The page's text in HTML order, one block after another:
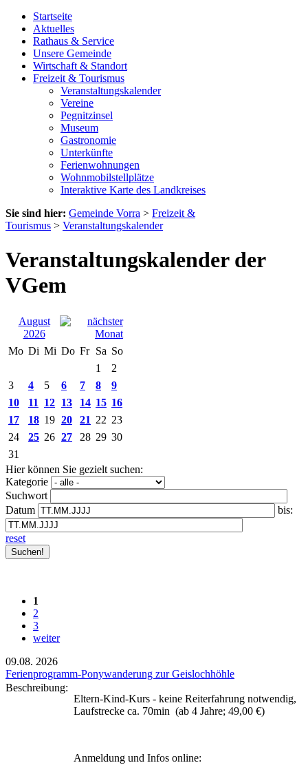
Startseite
Aktuelles
Rathaus & Service
Unsere Gemeinde
Wirtschaft & Standort
Freizeit & Tourismus
Veranstaltungskalender
Vereine
Pegnitzinsel
Museum
Gastronomie
Unterkünfte
Ferienwohnungen
Wohnmobilstellplätze
Interaktive Karte des Landkreises
Sie sind hier: Gemeinde Vorra > Freizeit &
Tourismus > Veranstaltungskalender
Veranstaltungskalender der
VGem
August
2026
Mo Di Mi Do Fr Sa So
1
2
3
4 5 6 7 8
9
10
11 12 13 14 15 16
17
18 19 20 21 22 23
24
25 26 27 28 29 30
31
Hier können Sie gezielt suchen:
Kategorie
Suchwort
Datum
bis:
reset
1
2
3
weiter
09.08. 2026
Ferienprogramm-Ponywanderung zur Geislochhöhle
Beschreibung:
Eltern-Kind-Kurs - keine Reiterfahrung notwendig,
Laufstrecke ca. 70min (ab 4 Jahre; 49,00 €)
Anmeldung und Infos online: